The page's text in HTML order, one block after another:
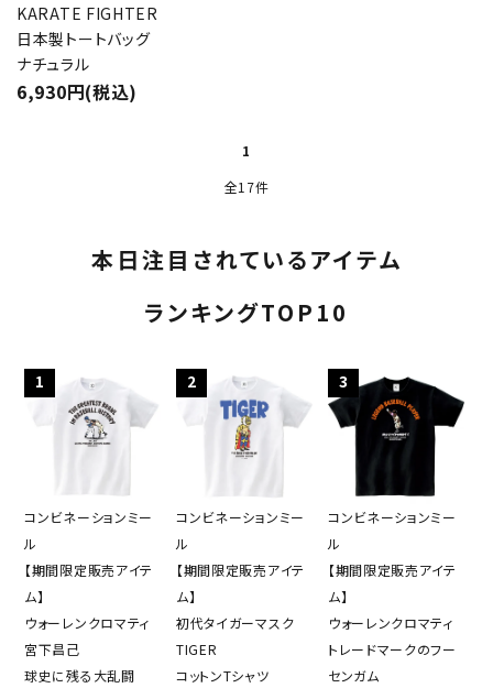
KARATE FIGHTER
日本製トートバッグ
ナチュラル
6,930円(税込)
1
全17件
本日注目されているアイテム
ランキングTOP10
1
コンビネーションミー
ル
【期間限定販売アイテ
ム】
ウォーレンクロマティ
宮下昌己
球史に残る大乱闘
2
コンビネーションミー
ル
【期間限定販売アイテ
ム】
初代タイガーマスク
TIGER
コットンTシャツ
3
コンビネーションミー
ル
【期間限定販売アイテ
ム】
ウォーレンクロマティ
トレードマークのフー
センガム